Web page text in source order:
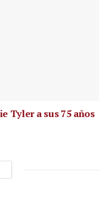
Tyler a sus 75 años